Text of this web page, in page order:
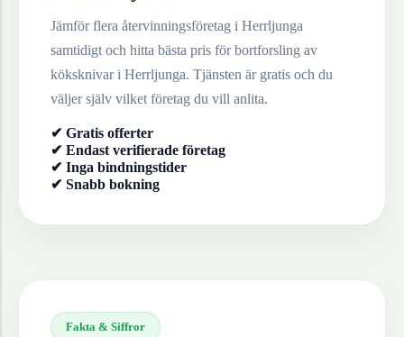
Jämför flera återvinningsföretag i Herrljunga
samtidigt och hitta bästa pris för bortforsling av
köksknivari Herrljunga. Tjänsten är gratis och du
väljer själv vilket företag du vill anlita.
✔ Gratis offerter
✔ Endast verifierade företag
✔ Inga bindningstider
✔ Snabb bokning
Fakta & Siffror